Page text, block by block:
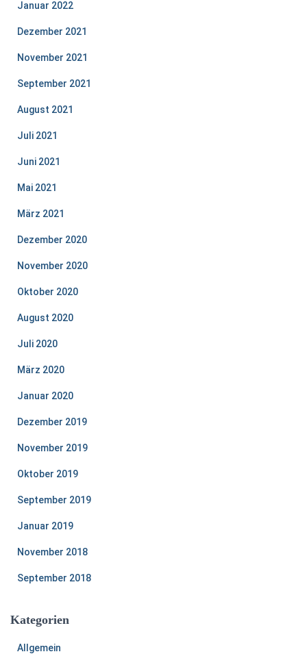
Januar 2022
Dezember 2021
November 2021
September 2021
August 2021
Juli 2021
Juni 2021
Mai 2021
März 2021
Dezember 2020
November 2020
Oktober 2020
August 2020
Juli 2020
März 2020
Januar 2020
Dezember 2019
November 2019
Oktober 2019
September 2019
Januar 2019
November 2018
September 2018
Kategorien
Allgemein